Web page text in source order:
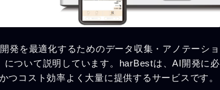
発を最適化するためのデータ収集・アノテーショ
について説明しています。harBestは、AI開発に必
つコスト効率よく大量に提供するサービスです。